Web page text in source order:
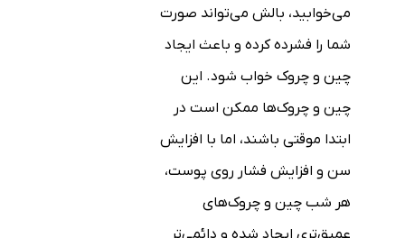
می‌خوابید، بالش می‌تواند صورت
شما را فشرده کرده و باعث ایجاد
چین و چروک خواب شود. این
چین و چروک‌ها ممکن است در
ابتدا موقتی باشند، اما با افزایش
سن و افزایش فشار روی پوست،
هر شب چین و چروک‌های
عمیق‌تری ایجاد شده و دائمی‌تر